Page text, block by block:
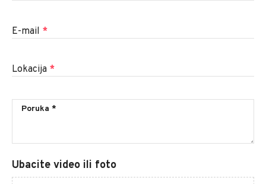
E-mail *
Lokacija *
Ubacite video ili foto